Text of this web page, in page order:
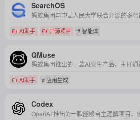
SearchOS
AI助手 开源项目 # 智能体
QMuse
AI助手 # 应用生成
Codex